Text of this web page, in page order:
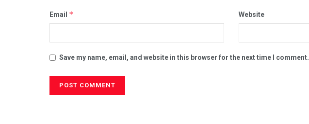
Email * Website
Save my name, email, and website in this browser for the next time I comment.